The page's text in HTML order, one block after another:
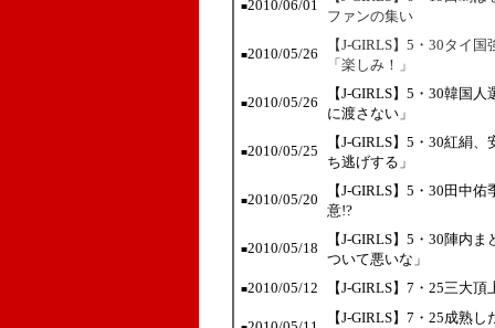
■2010/06/01
ファンの集い
■2010/05/26
【J-GIRLS】5・30タイ
「楽しみ！」
■2010/05/26
【J-GIRLS】5・30韓国
に渡さない」
■2010/05/25
【J-GIRLS】5・30紅絹
ち逃げする」
■2010/05/20
【J-GIRLS】5・30田中
意!?
■2010/05/18
【J-GIRLS】5・30陣内
ついて悪いな」
■2010/05/12 【J-GIRLS】7・25三大
【J-GIRLS】7・25成熟